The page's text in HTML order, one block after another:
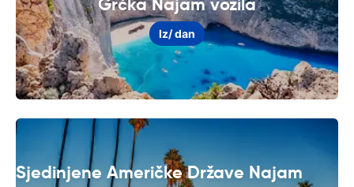
Grčka Najam vozila
Iz/ dan
Sjedinjene Američke Države Najam